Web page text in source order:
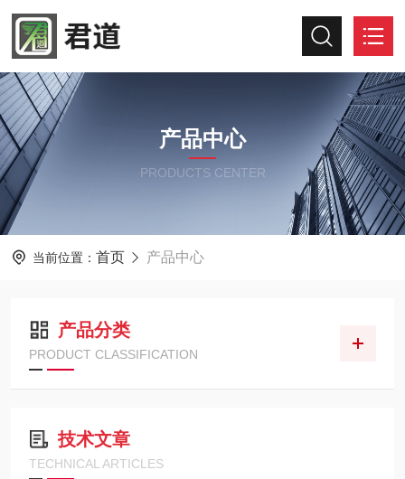
产品中心
PRODUCTS CENTER
当前位置： 首页 产品中心
产品分类
PRODUCT CLASSIFICATION
技术文章
TECHNICAL ARTICLES